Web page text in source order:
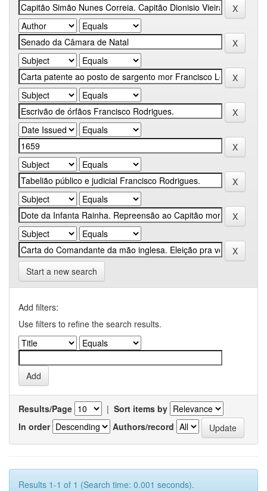
Start a new search
Add filters:
Use filters to refine the search results.
Results/Page | Sort items by
In order
Authors/record
Results 1-1 of 1 (Search time: 0.001 seconds).